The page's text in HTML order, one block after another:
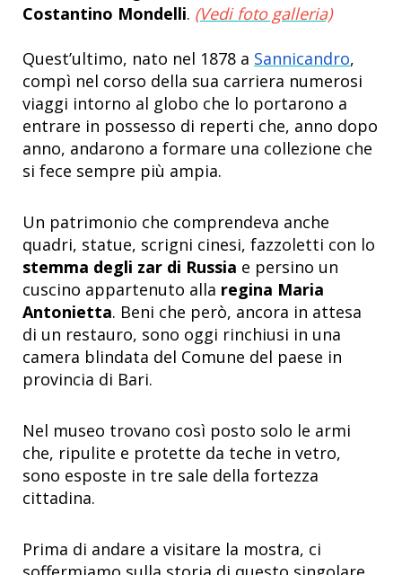
Costantino Mondelli. (Vedi foto galleria)
Quest’ultimo, nato nel 1878 a Sannicandro,
compì nel corso della sua carriera numerosi
viaggi intorno al globo che lo portarono a
entrare in possesso di reperti che, anno dopo
anno, andarono a formare una collezione che
si fece sempre più ampia.
Un patrimonio che comprendeva anche
quadri, statue, scrigni cinesi, fazzoletti con lo
stemma degli zar di Russia e persino un
cuscino appartenuto alla regina Maria
Antonietta. Beni che però, ancora in attesa
di un restauro, sono oggi rinchiusi in una
camera blindata del Comune del paese in
provincia di Bari.
Nel museo trovano così posto solo le armi
che, ripulite e protette da teche in vetro,
sono esposte in tre sale della fortezza
cittadina.
Prima di andare a visitare la mostra, ci